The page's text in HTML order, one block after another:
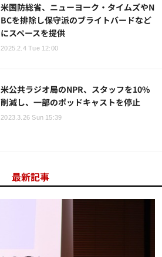
米国防総省、ニューヨーク・タイムズやN
BCを排除し保守派のブライトバードなど
にスペースを提供
2025.2.4 Tue 12:00
米公共ラジオ局のNPR、スタッフを10%
削減し、一部のポッドキャストを停止
2023.3.26 Sun 15:39
最新記事